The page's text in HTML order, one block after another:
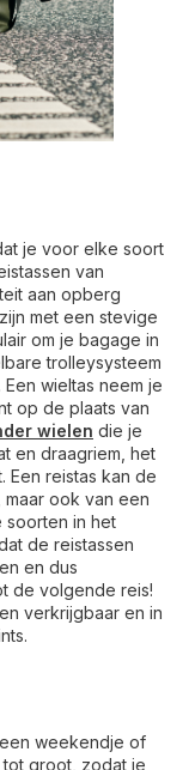
je voor elke soort
van
aan opberg
met een stevige
om je bagage in
trolleysysteem
wieltas neem je
op de plaats van
wielen die je
en draagriem, het
Een reistas kan de
ook van een
soorten in het
de reistassen
en dus
de volgende reis!
verkrijgbaar en in
weekendje of
groot, zodat je